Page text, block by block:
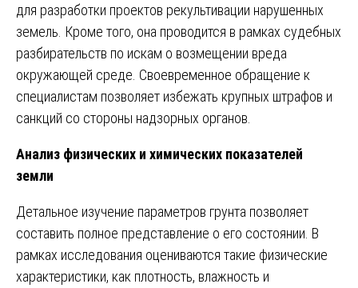
для разработки проектов рекультивации нарушенных
земель. Кроме того, она проводится в рамках судебных
разбирательств по искам о возмещении вреда
окружающей среде. Своевременное обращение к
специалистам позволяет избежать крупных штрафов и
санкций со стороны надзорных органов.
Анализ физических и химических показателей
земли
Детальное изучение параметров грунта позволяет
составить полное представление о его состоянии. В
рамках исследования оцениваются такие физические
характеристики, как плотность, влажность и